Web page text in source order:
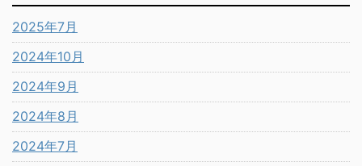
2025年7月
2024年10月
2024年9月
2024年8月
2024年7月